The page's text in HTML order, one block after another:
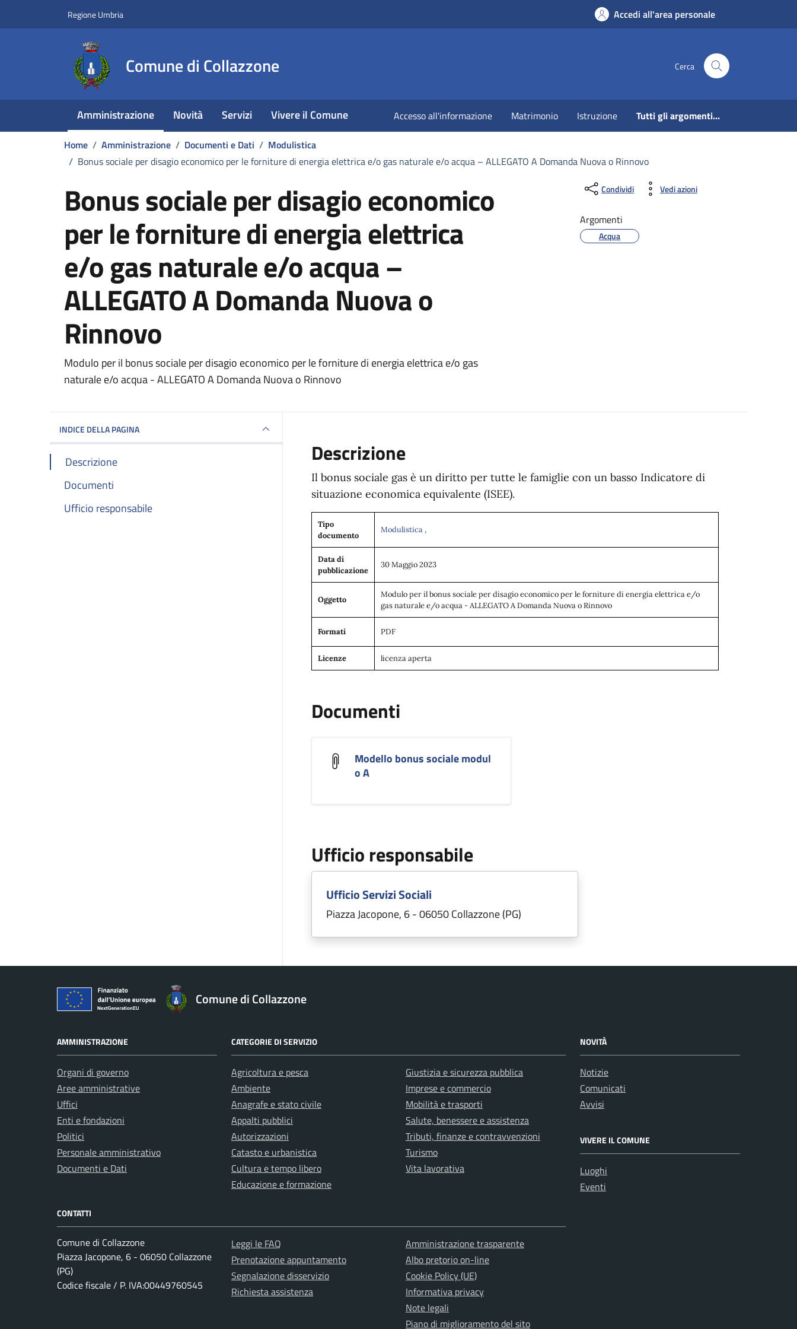
Regione Umbria Accedi all'area personale
Comune di Collazzone Cerca
Amministrazione Novità Servizi Vivere il Comune Accesso all'informazione Matrimonio Istruzione Tutti gli argomenti...
Home / Amministrazione / Documenti e Dati / Modulistica
/ Bonus sociale per disagio economico per le forniture di energia elettrica e/o gas naturale e/o acqua – ALLEGATO A Domanda Nuova o Rinnovo
Bonus sociale per disagio economico
per le forniture di energia elettrica
e/o gas naturale e/o acqua –
ALLEGATO A Domanda Nuova o
Rinnovo
Dettagli del documento
Modulo per il bonus sociale per disagio economico per le forniture di energia elettrica e/o gas
naturale e/o acqua - ALLEGATO A Domanda Nuova o Rinnovo
Condividi Vedi azioni
Argomenti
Acqua
INDICE DELLA PAGINA
Descrizione
Documenti
Ufficio responsabile
Descrizione
Il bonus sociale gas è un diritto per tutte le famiglie con un basso Indicatore di
situazione economica equivalente (ISEE).
Tipo
documento
Modulistica ,
Data di
pubblicazione
30 Maggio 2023
Oggetto
Modulo per il bonus sociale per disagio economico per le forniture di energia elettrica e/o
gas naturale e/o acqua - ALLEGATO A Domanda Nuova o Rinnovo
Formati PDF
Licenze licenza aperta
Documenti
Modello bonus sociale modul
o A
Ufficio responsabile
Ufficio Servizi Sociali
Piazza Jacopone, 6 - 06050 Collazzone (PG)
Comune di Collazzone
AMMINISTRAZIONE
Organi di governo
Aree amministrative
Uffici
Enti e fondazioni
Politici
Personale amministrativo
Documenti e Dati
CATEGORIE DI SERVIZIO
Agricoltura e pesca
Ambiente
Anagrafe e stato civile
Appalti pubblici
Autorizzazioni
Catasto e urbanistica
Cultura e tempo libero
Educazione e formazione
Giustizia e sicurezza pubblica
Imprese e commercio
Mobilità e trasporti
Salute, benessere e assistenza
Tributi, finanze e contravvenzioni
Turismo
Vita lavorativa
NOVITÀ
Notizie
Comunicati
Avvisi
VIVERE IL COMUNE
Luoghi
Eventi
CONTATTI
Comune di Collazzone
Piazza Jacopone, 6 - 06050 Collazzone
(PG)
Codice fiscale / P. IVA:00449760545
Leggi le FAQ
Prenotazione appuntamento
Segnalazione disservizio
Richiesta assistenza
Amministrazione trasparente
Albo pretorio on-line
Cookie Policy (UE)
Informativa privacy
Note legali
Piano di miglioramento del sito